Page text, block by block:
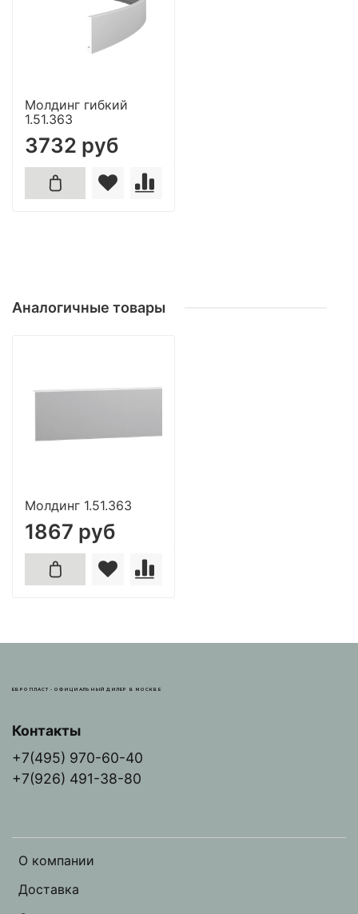
Молдинг гибкий
1.51.363
3732 руб
Аналогичные товары
Молдинг 1.51.363
1867 руб
ЕВРОПЛАСТ - ОФИЦИАЛЬНЫЙ ДИЛЕР В МОСКВЕ
О компании
Доставка
Контакты
+7(495) 970-60-40
+7(926) 491-38-80